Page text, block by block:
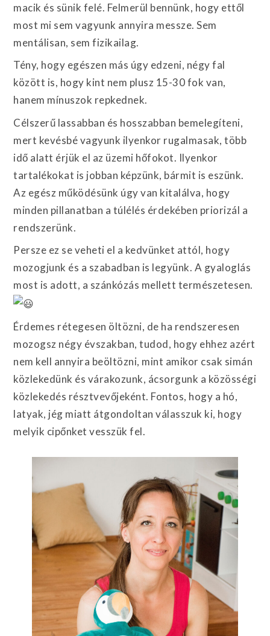
macik és sünik felé. Felmerül bennünk, hogy ettől
most mi sem vagyunk annyira messze. Sem
mentálisan, sem fizikailag.
Tény, hogy egészen más úgy edzeni, négy fal
között is, hogy kint nem plusz 15-30 fok van,
hanem mínuszok repkednek.
Célszerű lassabban és hosszabban bemelegíteni,
mert kevésbé vagyunk ilyenkor rugalmasak, több
idő alatt érjük el az üzemi hőfokot. Ilyenkor
tartalékokat is jobban képzünk, bármit is eszünk.
Az egész működésünk úgy van kitalálva, hogy
minden pillanatban a túlélés érdekében priorizál a
rendszerünk.
Persze ez se veheti el a kedvünket attól, hogy
mozogjunk és a szabadban is legyünk. A gyaloglás
most is adott, a szánkózás mellett természetesen.
Érdemes rétegesen öltözni, de ha rendszeresen
mozogsz négy évszakban, tudod, hogy ehhez azért
nem kell annyira beöltözni, mint amikor csak simán
közlekedünk és várakozunk, ácsorgunk a közösségi
közlekedés résztvevőjeként. Fontos, hogy a hó,
latyak, jég miatt átgondoltan válasszuk ki, hogy
melyik cipőnket vesszük fel.